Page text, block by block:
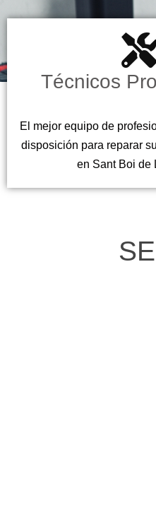
Técnicos
El mejor equipo de
disposición para reparar
en Sant Boi de